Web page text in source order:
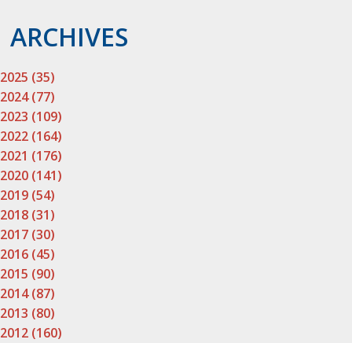
ARCHIVES
2025 (35)
2024 (77)
2023 (109)
2022 (164)
2021 (176)
2020 (141)
2019 (54)
2018 (31)
2017 (30)
2016 (45)
2015 (90)
2014 (87)
2013 (80)
2012 (160)